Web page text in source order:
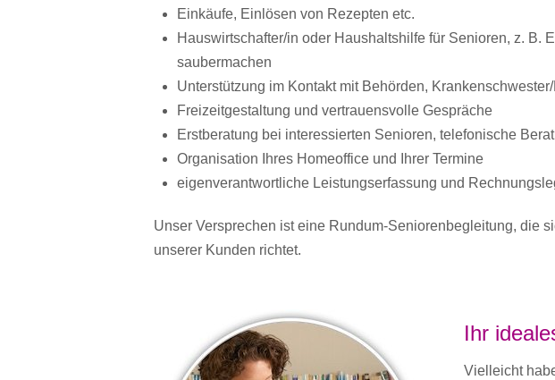
Einkäufe, Einlösen von Rezepten etc.
Hauswirtschafter/in oder Haushaltshilfe für Senioren, z. B.
saubermachen
Unterstützung im Kontakt mit Behörden,
Freizeitgestaltung und vertrauensvolle Gespräche
Erstberatung bei interessierten Senioren, telefonische
Organisation Ihres Homeoffice und Ihrer Termine
eigenverantwortliche Leistungserfassung und
Unser Versprechen ist eine Rundum-Seniorenbegleitung, die
unserer Kunden richtet.
Ihr
Vielleicht